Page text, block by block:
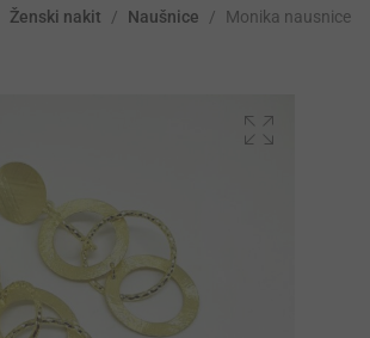
Ženski nakit / Naušnice / Monika nausnice